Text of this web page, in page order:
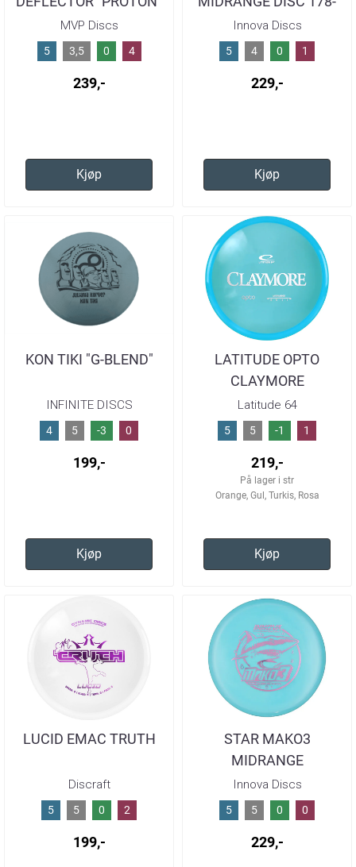
COLORS VARY / 176-
180
MVP Discs
5 3,5 0 4
239,-
Kjøp
180G
Innova Discs
5 4 0 1
229,-
Kjøp
KON TIKI "G-BLEND"
INFINITE DISCS
4 5 -3 0
199,-
Kjøp
LATITUDE OPTO
CLAYMORE
Latitude 64
5 5 -1 1
219,-
På lager i str
Orange, Gul, Turkis, Rosa
Kjøp
LUCID EMAC TRUTH
Discraft
5 5 0 2
199,-
STAR MAKO3
MIDRANGE
Innova Discs
5 5 0 0
229,-